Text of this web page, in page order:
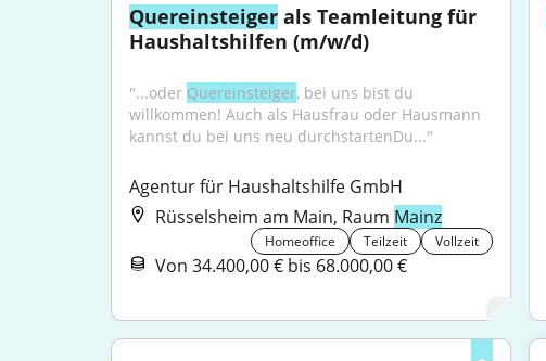
Quereinsteiger als Teamleitung für
Haushaltshilfen (m/w/d)
"...oder Quereinsteiger, bei uns bist du
willkommen! Auch als Hausfrau oder Hausmann
kannst du bei uns neu durchstartenDu..."
Agentur für Haushaltshilfe GmbH
Rüsselsheim am Main, Raum Mainz
Homeoffice Teilzeit Vollzeit
Von 34.400,00 € bis 68.000,00 €